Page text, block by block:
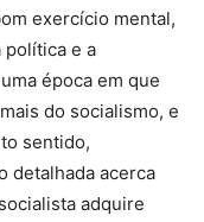
exercício mental,
política e a
época em que
do socialismo, e
sentido,
detalhada acerca
adquire